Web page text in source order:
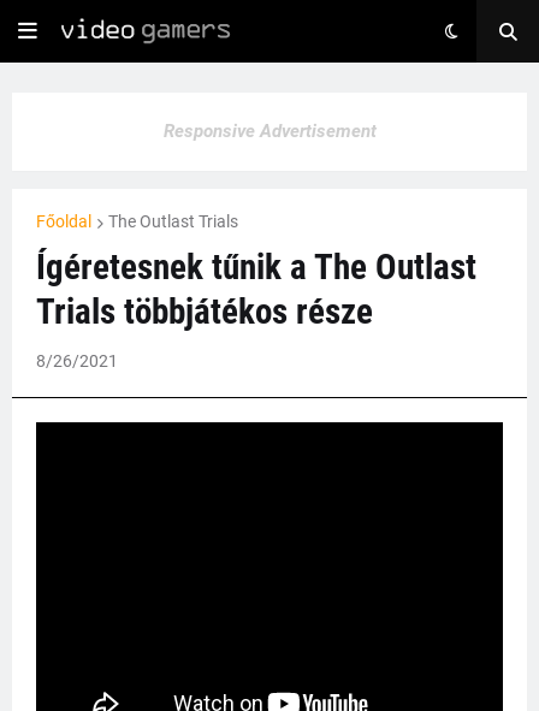
Responsive Advertisement
Főoldal The Outlast Trials
Ígéretesnek tűnik a The Outlast
Trials többjátékos része
8/26/2021